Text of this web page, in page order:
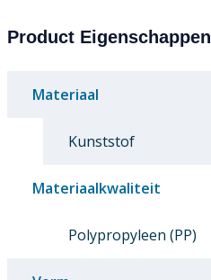
Product Eigenschappen
Materiaal
Kunststof
Materiaalkwaliteit
Polypropyleen (PP)